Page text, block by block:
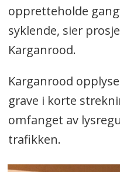
oppretteholde
syklende, sier
Karganrood.
Karganrood
grave i korte
omfanget av
trafikken.